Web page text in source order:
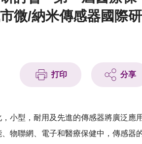
微/納米傳感器國際研
打印 分享
小型，耐用及先進的傳感器將廣泛應
物聯網、電子和醫療保健中，傳感器